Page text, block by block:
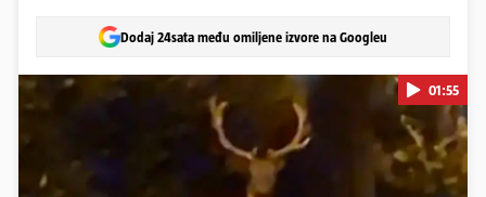
Dodaj 24sata među omiljene izvore na Googleu
01:55